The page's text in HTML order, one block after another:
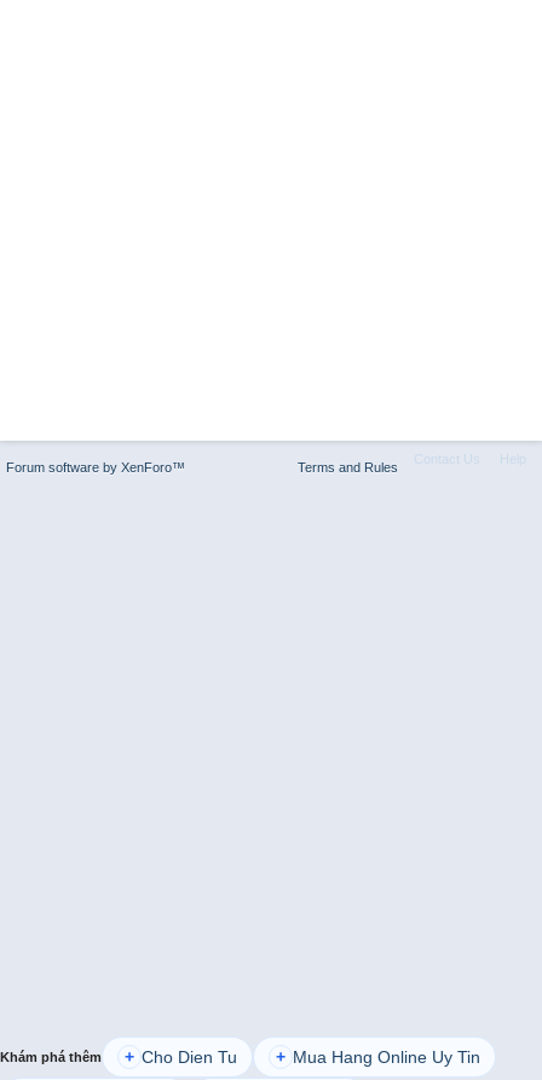
Contact Us Help
Terms and Rules
Forum software by XenForo™
Khám phá thêm + Cho Dien Tu + Mua Hang Online Uy Tin